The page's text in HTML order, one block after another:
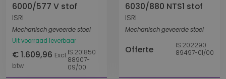
6000/577 V stof
ISRI
Mechanisch geveerde stoel
Uit voorraad leverbaar
€ 1.609,96 Excl.
btw
IS.201850
88907-
09/00
6030/880 NTS1 stof
ISRI
Mechanisch geveerde stoel
Offerte
IS.202290
89497-01/00